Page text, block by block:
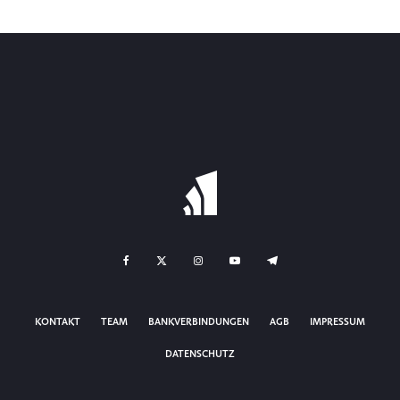
KONTAKT TEAM BANKVERBINDUNGEN AGB IMPRESSUM
DATENSCHUTZ